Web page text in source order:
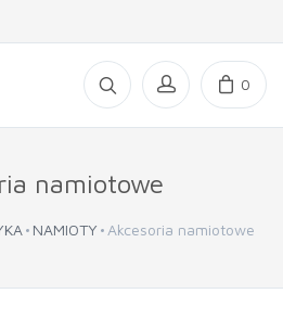
0
namiotowe
NAMIOTY Akcesoria namiotowe